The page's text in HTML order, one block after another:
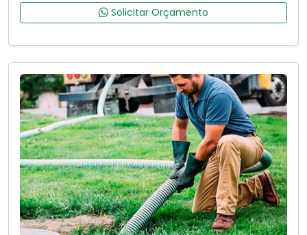
Solicitar Orçamento